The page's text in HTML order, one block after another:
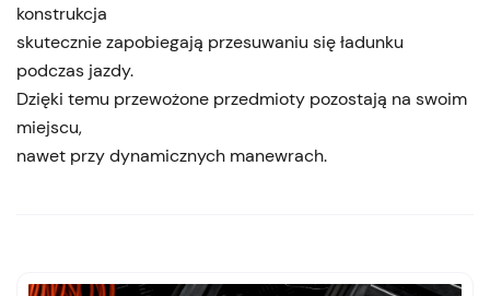
konstrukcja
skutecznie zapobiegają przesuwaniu się ładunku
podczas jazdy.
Dzięki temu przewożone przedmioty pozostają na swoim
miejscu,
nawet przy dynamicznych manewrach.